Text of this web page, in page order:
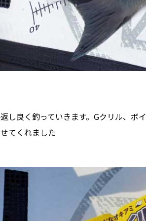
し良く釣っていきます。Gクリル、ボ
てくれました